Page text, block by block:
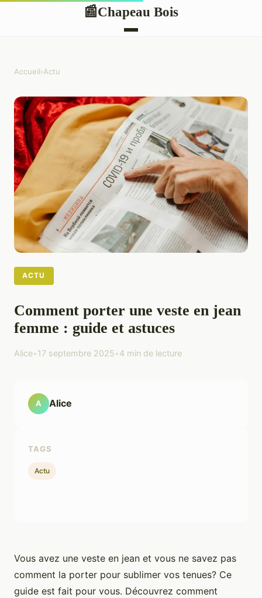
📰Chapeau Bois
Accueil›Actu
ACTU
Comment porter une veste en jean
femme : guide et astuces
Alice•17 septembre 2025•4 min de lecture
Vous avez une veste en jean et vous ne savez pas
comment la porter pour sublimer vos tenues? Ce
guide est fait pour vous. Découvrez comment
A Alice
TAGS
Actu